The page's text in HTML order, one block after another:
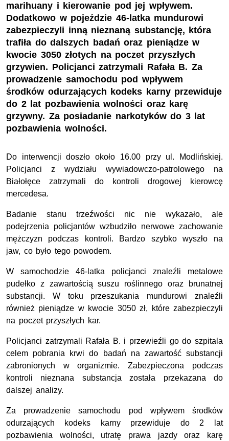
marihuany i kierowanie pod jej wpływem.
Dodatkowo w pojeździe 46-latka mundurowi
zabezpieczyli inną nieznaną substancję, która
trafiła do dalszych badań oraz pieniądze w
kwocie 3050 złotych na poczet przyszłych
grzywien. Policjanci zatrzymali Rafała B. Za
prowadzenie samochodu pod wpływem
środków odurzających kodeks karny przewiduje
do 2 lat pozbawienia wolności oraz karę
grzywny. Za posiadanie narkotyków do 3 lat
pozbawienia wolności.
Do interwencji doszło około 16.00 przy ul. Modlińskiej.
Policjanci z wydziału wywiadowczo-patrolowego na
Białołęce zatrzymali do kontroli drogowej kierowcę
mercedesa.
Badanie stanu trzeźwości nic nie wykazało, ale
podejrzenia policjantów wzbudziło nerwowe zachowanie
mężczyzn podczas kontroli. Bardzo szybko wyszło na
jaw, co było tego powodem.
W samochodzie 46-latka policjanci znaleźli metalowe
pudełko z zawartością suszu roślinnego oraz brunatnej
substancji. W toku przeszukania mundurowi znaleźli
również pieniądze w kwocie 3050 zł, które zabezpieczyli
na poczet przyszłych kar.
Policjanci zatrzymali Rafała B. i przewieźli go do szpitala
celem pobrania krwi do badań na zawartość substancji
zabronionych w organizmie. Zabezpieczona podczas
kontroli nieznana substancja została przekazana do
dalszej analizy.
Za prowadzenie samochodu pod wpływem środków
odurzających kodeks karny przewiduje do 2 lat
pozbawienia wolności, utratę prawa jazdy oraz karę